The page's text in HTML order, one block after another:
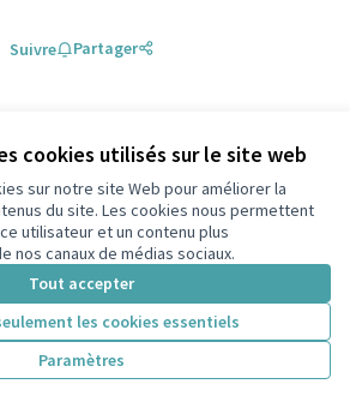
cookies utilisés sur le site web
sur notre site Web pour améliorer la
du site. Les cookies nous permettent
utilisateur et un contenu plus
nos canaux de médias sociaux.
Tout accepter
les cookies essentiels
Paramètres
Suivre Partager
récents
Les plus
anciens
Les plus
débattus
créez un compte
: -PROJ-2025-05-136